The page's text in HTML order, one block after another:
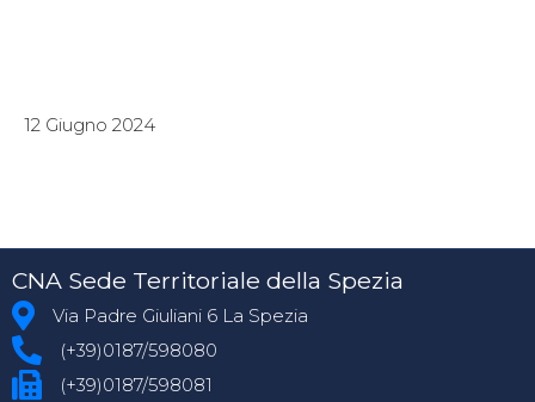
12 Giugno 2024
CNA Sede Territoriale della Spezia
Via Padre Giuliani 6 La Spezia
(+39)0187/598080
(+39)0187/598081